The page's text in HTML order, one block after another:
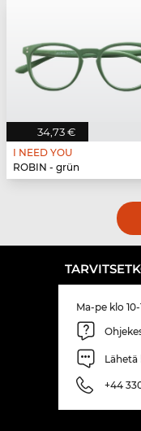
34,73 €
I NEED YOU
ROBIN - grün
Ma-pe klo 10-
Lähetä
+44